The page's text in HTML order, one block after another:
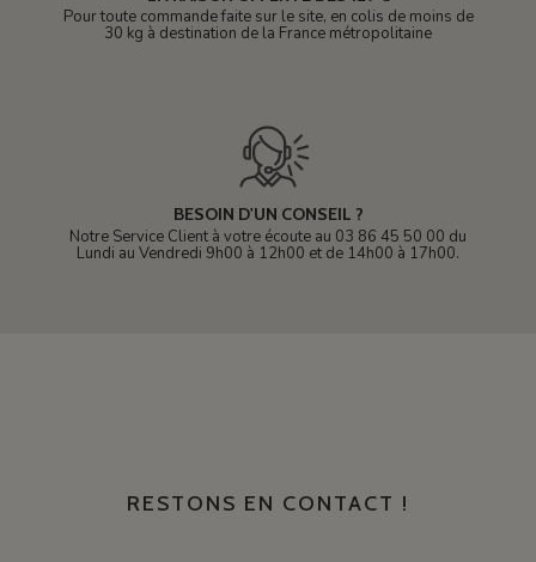
Pour toute commande faite sur le site, en colis de moins de
30 kg à destination de la France métropolitaine
BESOIN D'UN CONSEIL ?
Notre Service Client à votre écoute au 03 86 45 50 00 du
Lundi au Vendredi 9h00 à 12h00 et de 14h00 à 17h00.
RESTONS EN CONTACT !